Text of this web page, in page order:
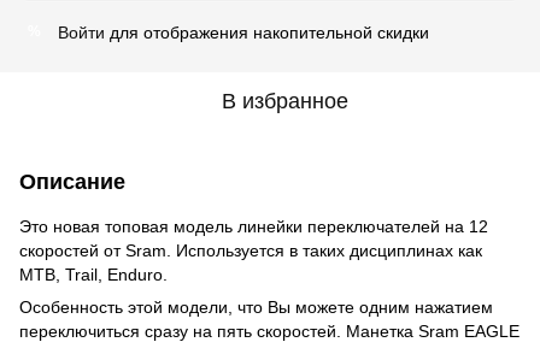
Войти для отображения накопительной скидки
В избранное
Описание
Это новая топовая модель линейки переключателей на 12
скоростей от Sram. Используется в таких дисциплинах как
MTB, Trail, Enduro.
Особенность этой модели, что Вы можете одним нажатием
переключиться сразу на пять скоростей. Манетка Sram EAGLE